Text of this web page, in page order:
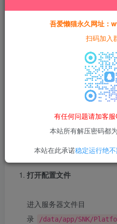
通过修改服务端配置文件，关
角色 / 聊天时的敏感词拦截问题
二、操作步骤
打开配置文件
进入服务器文件目
录
/data/app/SNK/
吾爱懒猫永久网址：
扫码加入
有任何问题请加客
本站所有解压密码都
本站在此承诺稳定运行绝